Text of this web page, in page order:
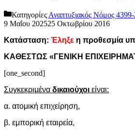
Κατηγορίες Αναπτυξιακός Νόμος
9 Μαΐου 202525 Οκτωβρίου 2016
Κατάσταση: Έληξε η προθεσμία
ΚΑΘΕΣΤΩΣ «ΓΕΝΙΚΗ
[one_second]
Συγκεκριμένα δικαιούχοι είναι:
α. ατομική επιχείρηση,
β. εμπορική εταιρεία,